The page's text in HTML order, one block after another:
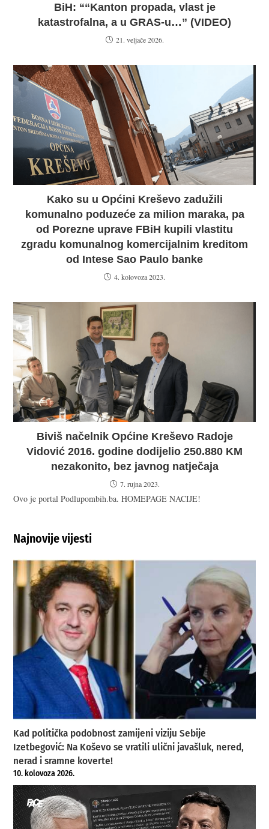
BiH: ““Kanton propada, vlast je
katastrofalna, a u GRAS-u…” (VIDEO)
21. veljače 2026.
Kako su u Općini Kreševo zadužili
komunalno poduzeće za milion maraka, pa
od Porezne uprave FBiH kupili vlastitu
zgradu komunalnog komercijalnim kreditom
od Intese Sao Paulo banke
4. kolovoza 2023.
Biviš načelnik Općine Kreševo Radoje
Vidović 2016. godine dodijelio 250.880 KM
nezakonito, bez javnog natječaja
7. rujna 2023.
Ovo je portal Podlupombih.ba. HOMEPAGE NACIJE!
Najnovije vijesti
Kad politička podobnost zamijeni viziju Sebije
Izetbegović: Na Koševo se vratili ulični javašluk, nered,
nerad i sramne koverte!
10. kolovoza 2026.